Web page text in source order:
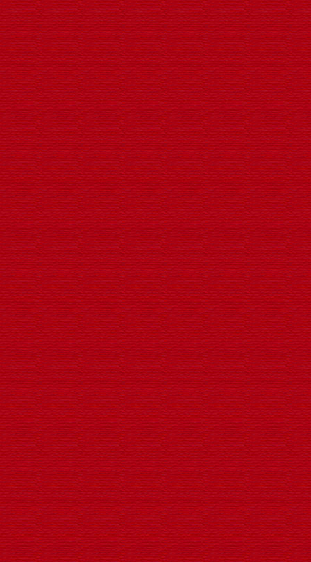
荷花灯系列
LED防水户外观亮化荷花灯
LED户外荷花灯
专业生产LED异形景观灯厂家